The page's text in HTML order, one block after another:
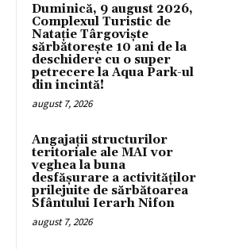
Duminică, 9 august 2026,
Complexul Turistic de
Natație Târgoviște
sărbătorește 10 ani de la
deschidere cu o super
petrecere la Aqua Park-ul
din incintă!
august 7, 2026
Angajații structurilor
teritoriale ale MAI vor
veghea la buna
desfășurare a activităților
prilejuite de sărbătoarea
Sfântului Ierarh Nifon
august 7, 2026